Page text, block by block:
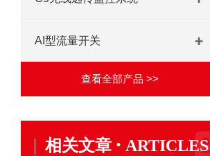
AI型流量开关
查看全部产品 >>
相关文章 · ARTICLES